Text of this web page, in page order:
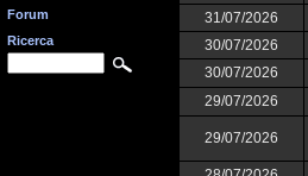
Forum
Ricerca
31/07/2026
30/07/2026
30/07/2026
29/07/2026
29/07/2026